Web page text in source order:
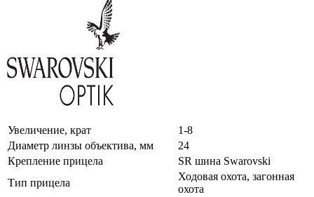
Увеличение, крат
1-8
Диаметр линзы объектива, мм
24
Крепление прицела
SR шина Swarovski
Тип прицела
Ходовая охота, загонная
охота